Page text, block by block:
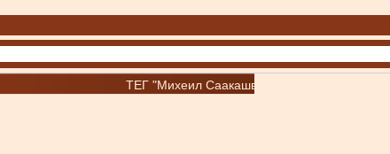
ТЕГ "Михеил Саакашвили"